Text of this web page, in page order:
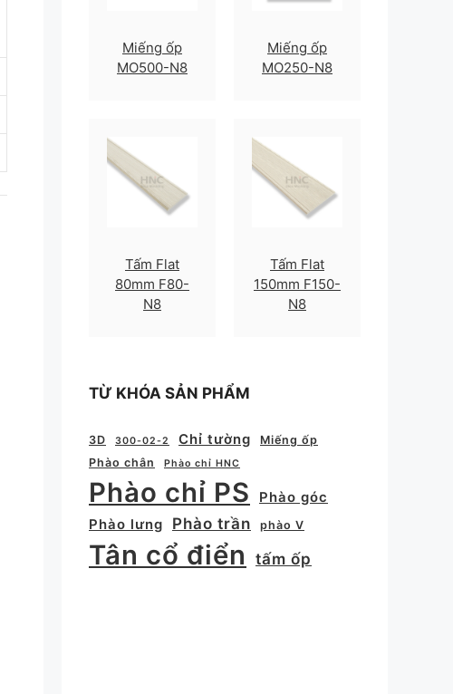
Miếng ốp
MO500-N8
Miếng ốp
MO250-N8
Tấm Flat
80mm F80-
N8
Tấm Flat
150mm F150-
N8
TỪ KHÓA SẢN PHẨM
3D 300-02-2 Chỉ tường
Miếng ốp
Phào chân
Phào chỉ HNC
Phào chỉ PS
Phào góc
Phào lưng
Phào trần phào V
Tân cổ điển tấm ốp